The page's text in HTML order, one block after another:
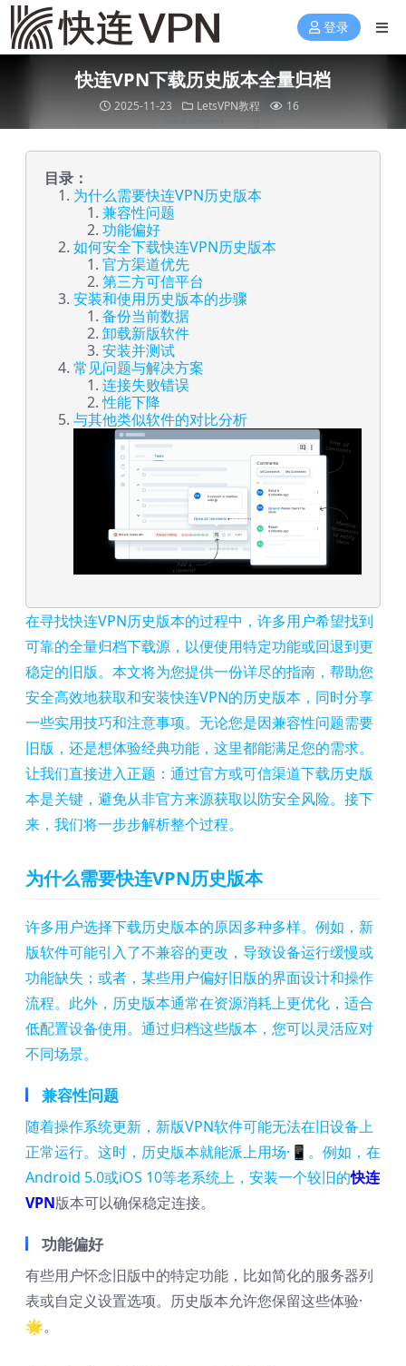
登录
快连VPN下载历史版本全量归档
2025-11-23 LetsVPN教程 16
目录：
为什么需要快连VPN历史版本
兼容性问题
功能偏好
如何安全下载快连VPN历史版本
官方渠道优先
第三方可信平台
安装和使用历史版本的步骤
备份当前数据
卸载新版软件
安装并测试
常见问题与解决方案
连接失败错误
性能下降
与其他类似软件的对比分析
在寻找快连VPN历史版本的过程中，许多用户希望找到
可靠的全量归档下载源，以便使用特定功能或回退到更
稳定的旧版。本文将为您提供一份详尽的指南，帮助您
安全高效地获取和安装快连VPN的历史版本，同时分享
一些实用技巧和注意事项。无论您是因兼容性问题需要
旧版，还是想体验经典功能，这里都能满足您的需求。
让我们直接进入正题：通过官方或可信渠道下载历史版
本是关键，避免从非官方来源获取以防安全风险。接下
来，我们将一步步解析整个过程。
为什么需要快连VPN历史版本
许多用户选择下载历史版本的原因多种多样。例如，新
版软件可能引入了不兼容的更改，导致设备运行缓慢或
功能缺失；或者，某些用户偏好旧版的界面设计和操作
流程。此外，历史版本通常在资源消耗上更优化，适合
低配置设备使用。通过归档这些版本，您可以灵活应对
不同场景。
兼容性问题
随着操作系统更新，新版VPN软件可能无法在旧设备上
正常运行。这时，历史版本就能派上用场·📱。例如，在
Android 5.0或iOS 10等老系统上，安装一个较旧的快连
VPN版本可以确保稳定连接。
功能偏好
有些用户怀念旧版中的特定功能，比如简化的服务器列
表或自定义设置选项。历史版本允许您保留这些体验·
🌟。